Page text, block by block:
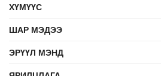
ХҮМҮҮС
ШАР МЭДЭЭ
ЭРҮҮЛ МЭНД